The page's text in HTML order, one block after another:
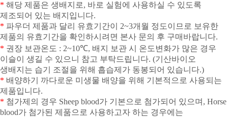
* 해당 제품은 생배지로, 바로 실험에 사용하실 수 있도록
제조되어 있는 배지입니다.
* 파우더 제품과 달리 유효기간이 2~3개월 정도이므로 보유한
제품의 유효기간을 확인하시려면 본사 문의 후 구매바랍니다.
* 권장 보관온도 : 2~10℃, 배지 보관 시 온도변화가 많은 경우
이슬이 생길 수 있으니 참고 부탁드립니다. (기산바이오
생배지는 습기 조절을 위해 흡습제가 동봉되어 있습니다.)
* 배양하기 까다로운 미생물 배양을 위해 기본적으로 사용되는
제품입니다.
* 첨가제의 경우 Sheep blood가 기본으로 첨가되어 있으며 , Horse
blood가 첨가된 제품으로 사용하고자 하는 경우에는